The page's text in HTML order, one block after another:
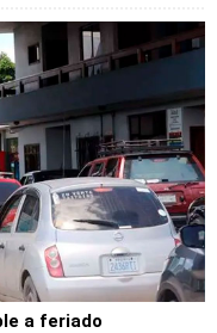
a feriado